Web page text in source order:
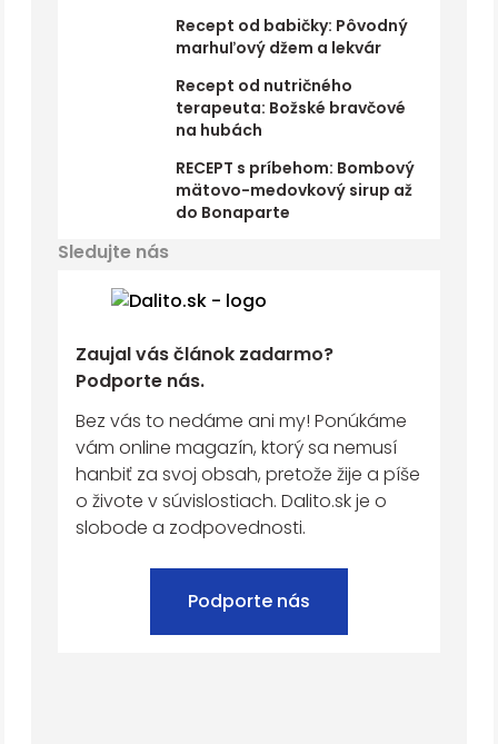
Recept od babičky: Pôvodný
marhuľový džem a lekvár
Recept od nutričného
terapeuta: Božské bravčové
na hubách
RECEPT s príbehom: Bombový
mätovo-medovkový sirup až
do Bonaparte
Sledujte nás
Zaujal vás článok zadarmo?
Podporte nás.
Bez vás to nedáme ani my! Ponúkáme
vám online magazín, ktorý sa nemusí
hanbiť za svoj obsah, pretože žije a píše
o živote v súvislostiach. Dalito.sk je o
slobode a zodpovednosti.
Podporte nás